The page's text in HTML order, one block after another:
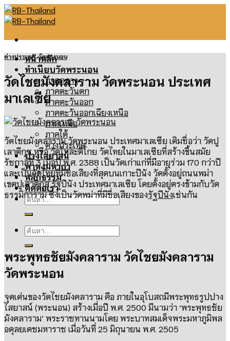
Skip
to
หน้าหลัก
ทำเนียบวัดพระนอน
ภาคกลาง
ภาคตะวันตก
ภาคตะวันออก
ภาคตะวันออกเฉียงเหนือ
ภาคเหนือ
ภาคใต้
ต่างประเทศ
ปางไสยาสน์
พาหุงมหากา
หลักธรรม
ติดต่อเรา
ค้นหา:
ค้นหา:
ต่างประเทศ,วัดพระนอน
วัดไชยมังคลาราม วัดพระนอน ประเทศ
มาเลเซีย
วัดไชยมังคลาราม วัดพระนอน ประเทศมาเลเซีย เดิมชื่อว่า วัดปู
เลาตีกุซ หรือวัดโหละติโกย วัดไทยในมาเลเซียที่สร้างขึ้นสมัย
รัชกาลที่3เมื่อปี พ.ศ . 2388 เป็นวัดเก่าแก่ที่มีอายุร่วม 170 กว่าปี
และเป็นวัดไทยที่มีชื่อเสียงที่สุดบนเกาะปีนัง วัดตั้งอยู่ถนนพม่า
เขตปูเลาติกุส รัฐปีนัง ประเทศมาเลเซีย โดยตั้งอยู่ตรงข้ามกับวัด
ธรรมิการาม ซึ่งเป็นวัดพม่าที่มีชื่อเสียงของรัฐปีนังเช่นกัน
พระพุทธชัยมังคลาราม วัดไชยมังคลาราม
วัดพระนอน
จุดเด่นของวัดไชยมังคลาราม คือ ภายในอุโบสถมีพระพุทธรูปปาง
ไสยาสน์ (พระนอน) สร้างเมื่อปี พศ . 2500 มีนามว่า ‘พระพุทธชัย
มังคลาราม’ พระราชทานนามโดย พระบาทสมเด็จพระมหาภูมิพล
อดุลยเดชมหาราช เมื่อวันที่25 มิถุนายน พศ . 2505